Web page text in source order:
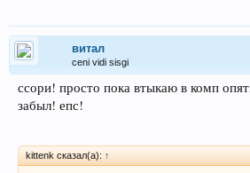
витал
ceni vidi sisgi
ссори! просто пока втыкаю в комп
забыл! епс!
kittenk сказал(а): ↑